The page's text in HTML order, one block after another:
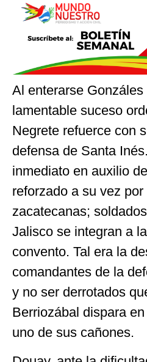
Al enterarse
lamentable suceso
Negrete refuerce con
defensa de Santa
inmediato en auxilio
reforzado a su vez
zacatecanas;
Jalisco se integran a
convento. Tal era la
comandantes de la
y no ser derrotados
Berriozábal dispara
uno de sus cañones.